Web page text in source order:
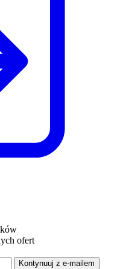
ofert
Kontynuuj z e-mailem